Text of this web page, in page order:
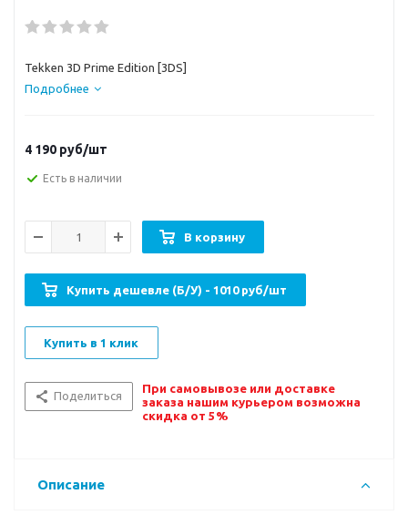
Tekken 3D Prime Edition [3DS]
Подробнее
4 190 руб/шт
Есть в наличии
В корзину
Купить дешевле (Б/У) - 1010 руб/шт
Купить в 1 клик
Поделиться
При самовывозе или доставке
заказа нашим курьером возможна
скидка от 5%
Описание